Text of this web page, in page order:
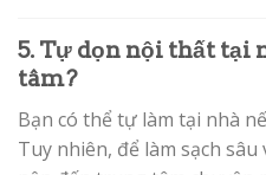
5. Tự dọn nội thất tại
tâm?
Bạn có thể tự làm tại nhà
Tuy nhiên, để làm sạch